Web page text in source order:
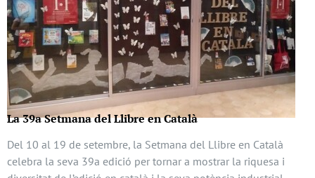
La 39a Setmana del Llibre en Català
Del 10 al 19 de setembre, la Setmana del Llibre en Català
celebra la seva 39a edició per tornar a mostrar la riquesa i